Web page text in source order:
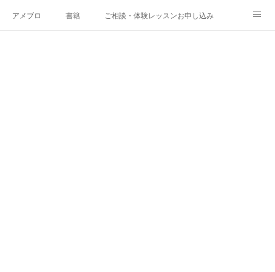
アメブロ 書籍 ご相談・体験レッスンお申し込み